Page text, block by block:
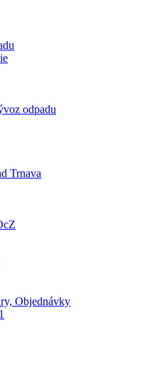
odpadu
Trnava
Objednávky